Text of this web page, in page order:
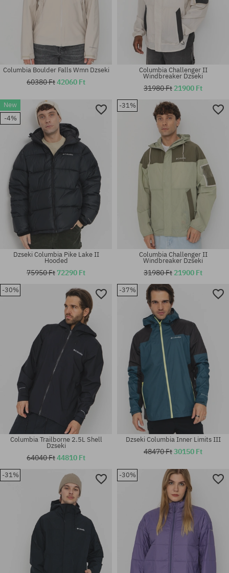
Elérhető méretek:
M; XL
Elérhető méretek:
Elérhető méretek:
Columbia Boulder Falls Wmn Dzseki
60380 Ft42060 Ft
Elérhető méretek:
Columbia Challenger II
Windbreaker Dzseki
31980 Ft 21900 Ft
New
-4%
Elérhető méretek:
Dzseki Columbia Pike Lake II
Hooded
75950 Ft 72290 Ft
-31%
Elérhető méretek:
Columbia Challenger II
Windbreaker Dzseki
31980 Ft 21900 Ft
-30%
Columbia Trailborne 2.5L Shell
Dzseki
64040 Ft44810 Ft
-37%
Dzseki Columbia Inner Limits III
48470 Ft30150 Ft
-31% -30%